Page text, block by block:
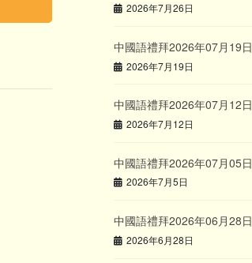
2026年7月26日
中國語禮拜2026年07月19日
2026年7月19日
中國語禮拜2026年07月12日
2026年7月12日
中國語禮拜2026年07月05日
2026年7月5日
中國語禮拜2026年06月28日
2026年6月28日